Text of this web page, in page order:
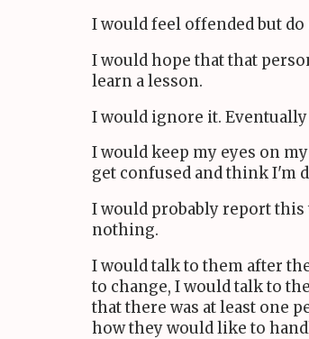
I would feel offended but
I would hope that that
learn a lesson.
I would ignore it.
I would keep my eyes on
get confused and think I'm
I would probably report
nothing.
I would talk to them after
to change, I would talk to
that there was at least one
how they would like to